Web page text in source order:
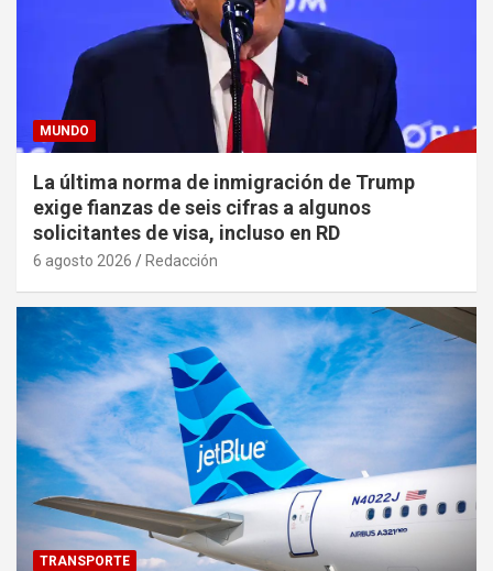
MUNDO
La última norma de inmigración de Trump
exige fianzas de seis cifras a algunos
solicitantes de visa, incluso en RD
6 agosto 2026 Redacción
TRANSPORTE